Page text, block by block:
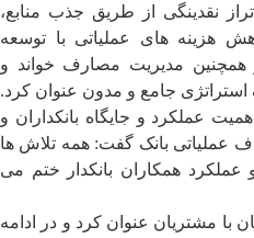
نقدینگی از طریق جذب منابع،
هزینه های عملیاتی با توسعه
مدیریت مصارف خواند و
استراتژی جامع و مدون عنوان کرد.
عملکرد و جایگاه بانکداران و
عملیاتی بانک گفت: همه تلاش ها
همکاران بانکدار ختم می
با مشتریان عنوان کرد و در ادامه